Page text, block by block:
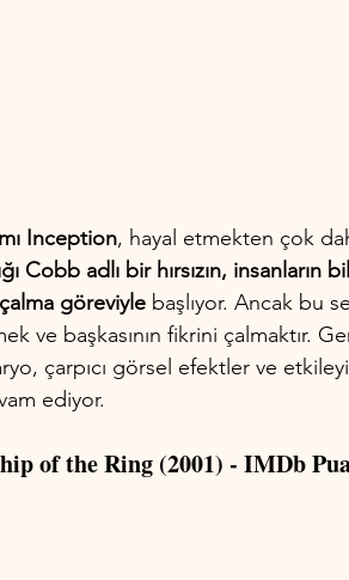
Inception, hayal etmekten çok
Cobb adlı bir hırsızın, insanların
göreviyle başlıyor. Ancak bu
ve başkasının fikrini çalmaktır.
çarpıcı görsel efektler ve
ediyor.
of the Ring (2001) - IMDb